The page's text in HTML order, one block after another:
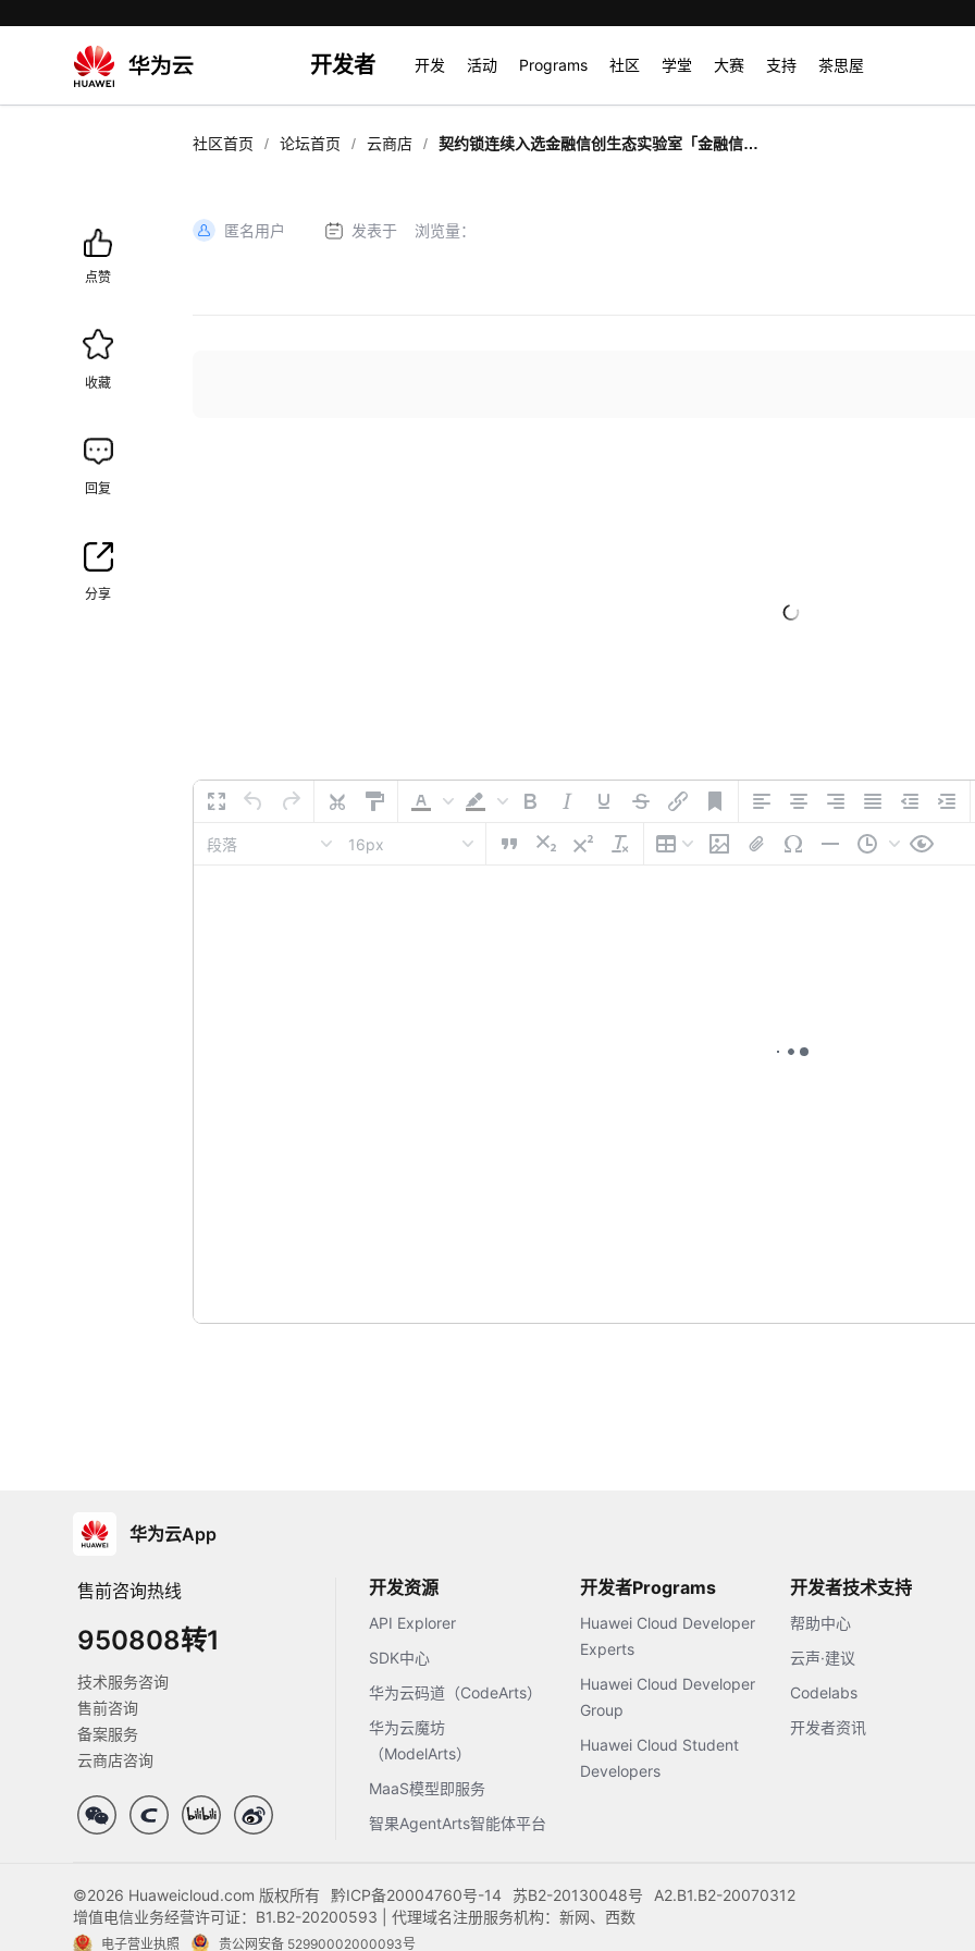
开发者 开发 活动 Programs 社区 学堂 大赛 支持 茶思屋
社区首页 / 论坛首页 / 云商店 /
契约锁连续入选金融信创生态实验室「金融信创
点赞
收藏
回复
分享
匿名用户 发表于 浏览量：
段落 16px
华为云App
售前咨询热线
950808转1
技术服务咨询
售前咨询
备案服务
云商店咨询
开发资源
API Explorer
SDK中心
华为云码道（CodeArts）
华为云魔坊
（ModelArts）
MaaS模型即服务
智果AgentArts智能体平台
开发者Programs
Huawei Cloud Developer
Experts
Huawei Cloud Developer
Group
Huawei Cloud Student
Developers
开发者技术支持
帮助中心
云声·建议
Codelabs
开发者资讯
©2026 Huaweicloud.com 版权所有 黔ICP备20004760号-14 苏B2-20130048号
A2.B1.B2-20070312
增值电信业务经营许可证：B1.B2-20200593 | 代理域名注册服务机构：新网、西数
电子营业执照 贵公网安备 52990002000093号